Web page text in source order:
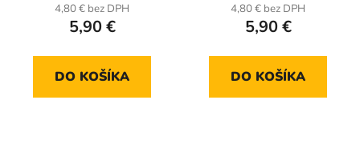
4,80 € bez DPH
5,90 €
DO KOŠÍKA
4,80 € bez DPH
5,90 €
DO KOŠÍKA